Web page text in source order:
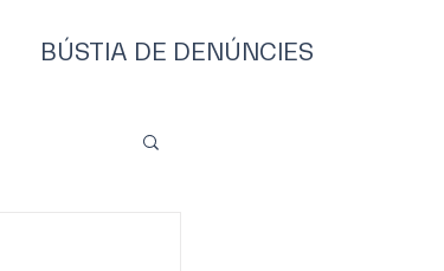
BÚSTIA DE DENÚNCIES